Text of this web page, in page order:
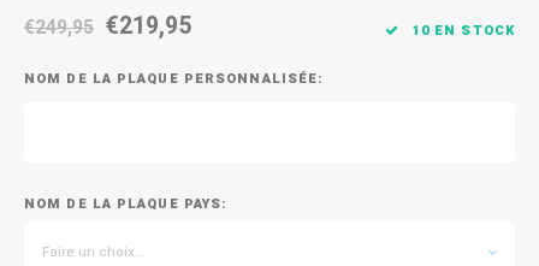
€249,95 €219,95 10 EN STOCK
NOM DE LA PLAQUE PERSONNALISÉE:
NOM DE LA PLAQUE PAYS:
Faire un choix...